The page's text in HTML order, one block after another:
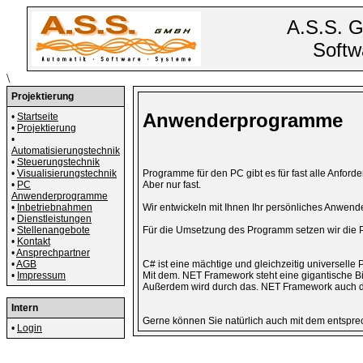
A.S.S.
\
Projektierung
• Startseite
• Projektierung
•
Automatisierungstechnik
• Steuerungstechnik
• Visualisierungstechnik
• PC
Anwenderprogramme
• Inbetriebnahmen
• Dienstleistungen
• Stellenangebote
• Kontakt
•Ansprechpartner
•AGB
• Impressum
Intern
• Login
Anwenderprogramme
Programme für den PC gibt es für fast alle
Aber nur fast.
Wir entwickeln mit Ihnen Ihr persönliches
Für die Umsetzung des Programm setzen wir die
C# ist eine mächtige und gleichzeitig universelle
Mit dem. NET Framework steht eine gigantische
Außerdem wird durch das. NET Framework
Gerne können Sie natürlich auch mit dem